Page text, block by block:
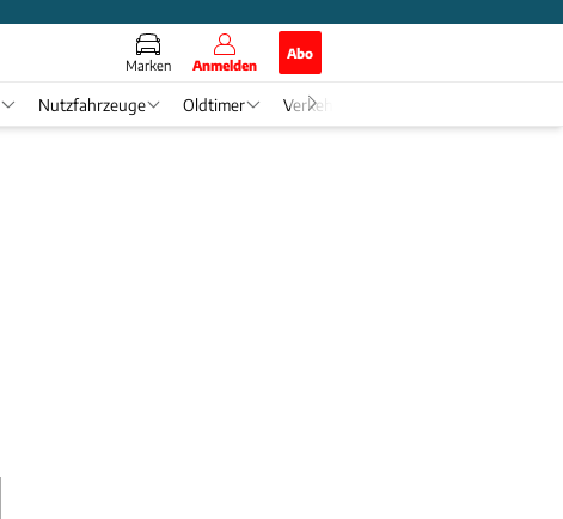
Marken Anmelden
Abo
Nutzfahrzeuge Oldtimer Verkehr